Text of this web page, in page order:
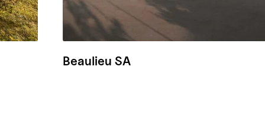
Beaulieu SA